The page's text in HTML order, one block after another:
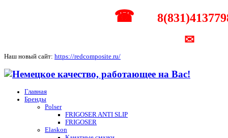
☎
✉
Наш новый сайт: https://redcomposite.ru/
Главная
Бренды
Polser
FRIGOSER ANTI SLIP
FRIGOSER
Elaskon